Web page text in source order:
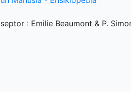
: Emilie Beaumont & P.